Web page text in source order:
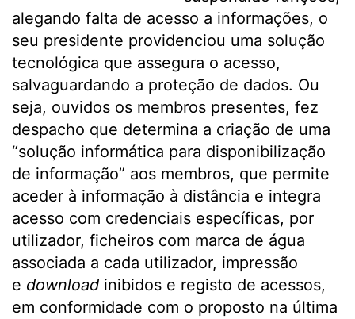
alegando falta de acesso a informações, o
seu presidente providenciou uma solução
tecnológica que assegura o acesso,
salvaguardando a proteção de dados. Ou
seja, ouvidos os membros presentes, fez
despacho que determina a criação de uma
“solução informática para disponibilização
de informação” aos membros, que permite
aceder à informação à distância e integra
acesso com credenciais específicas, por
utilizador, ficheiros com marca de água
associada a cada utilizador, impressão
e download inibidos e registo de acessos,
em conformidade com o proposto na última